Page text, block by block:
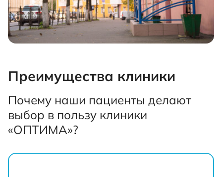
Преимущества клиники
Почему наши пациенты делают
выбор в пользу клиники
«ОПТИМА»?